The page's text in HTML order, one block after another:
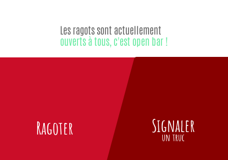
Ragoter
Les ragots sont actuellement
ouverts à tous, c'est open bar !
Signaler
un truc